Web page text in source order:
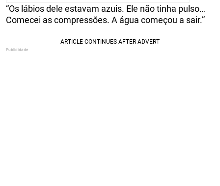
“Os lábios dele estavam azuis. Ele não tinha pulso…
Comecei as compressões. A água começou a sair.”